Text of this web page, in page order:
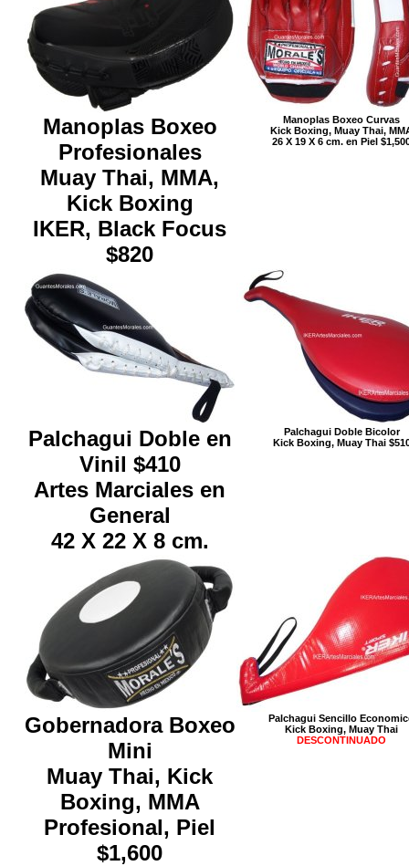
Manoplas Boxeo
Profesionales
Muay Thai, MMA,
Kick Boxing
IKER, Black Focus
$820
Manoplas Boxeo Curvas
Kick Boxing, Muay Thai,
26 X 19 X 6 cm. en Piel
Palchagui Doble en
Vinil $410
Artes Marciales en
General
42 X 22 X 8 cm.
Palchagui Doble Bicolor
Kick Boxing, Muay Thai
Gobernadora Boxeo
Mini
Muay Thai, Kick
Boxing, MMA
Profesional, Piel
$1,600
Palchagui Sencillo
Kick Boxing, Muay Thai
DESCONTINUADO